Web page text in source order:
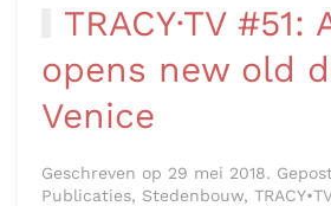
TRACY·TV #51:
opens new old
Venice
Geschreven op 29 mei 2018.
Publicaties, Stedenbouw,